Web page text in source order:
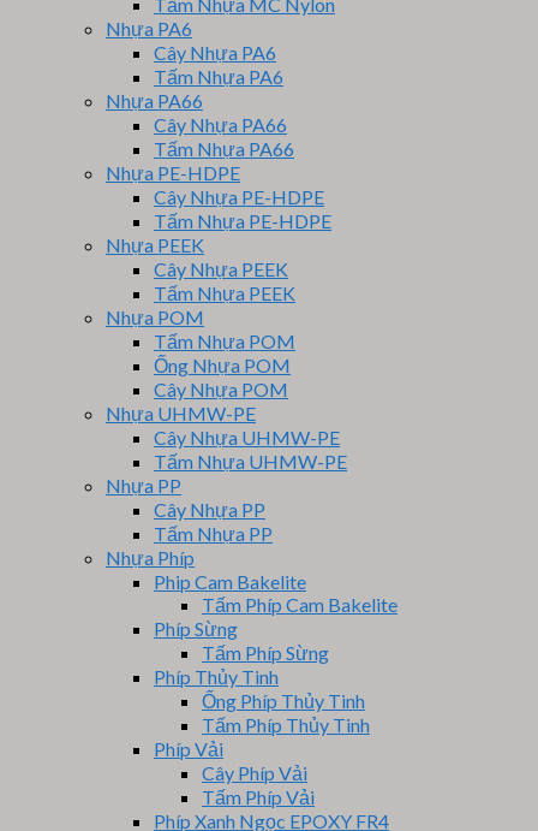
Nhựa PA6
Cây Nhựa PA6
Tấm Nhựa PA6
Nhựa PA66
Cây Nhựa PA66
Tấm Nhựa PA66
Nhựa PE-HDPE
Cây Nhựa PE-HDPE
Tấm Nhựa PE-HDPE
Nhựa PEEK
Cây Nhựa PEEK
Tấm Nhựa PEEK
Nhựa POM
Tấm Nhựa POM
Ống Nhựa POM
Cây Nhựa POM
Nhựa UHMW-PE
Cây Nhựa UHMW-PE
Tấm Nhựa UHMW-PE
Nhựa PP
Cây Nhựa PP
Tấm Nhựa PP
Nhựa Phíp
Phip Cam Bakelite
Tấm Phíp Cam Bakelite
Phíp Sừng
Tấm Phíp Sừng
Phíp Thủy Tinh
Ống Phíp Thủy Tinh
Tấm Phíp Thủy Tinh
Phíp Vải
Cây Phíp Vải
Tấm Phíp Vải
Phíp Xanh Ngọc EPOXY FR4